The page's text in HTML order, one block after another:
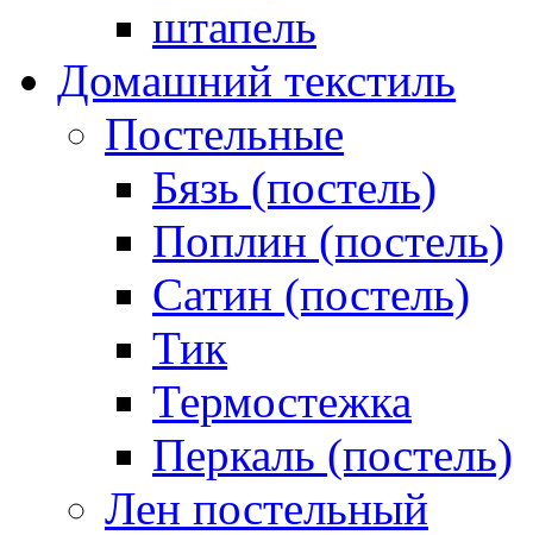
штапель
Домашний текстиль
Постельные
Бязь (постель)
Поплин (постель)
Сатин (постель)
Тик
Термостежка
Перкаль (постель)
Лен постельный